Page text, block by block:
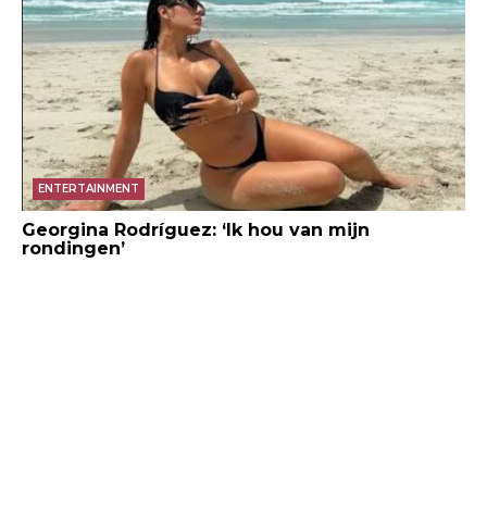
ENTERTAINMENT
Georgina Rodríguez: ‘Ik hou van mijn
rondingen’